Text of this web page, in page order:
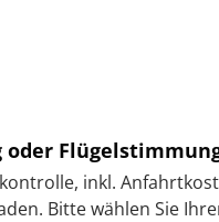
Flügelstimmung
inkl.
Bitte wählen Sie